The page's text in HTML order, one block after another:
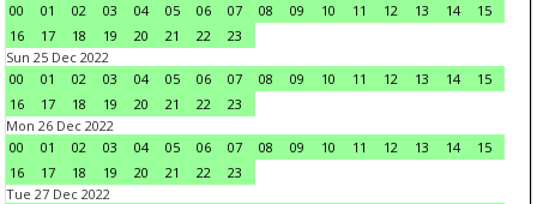
00
01 02 03 04 05 06 07 08 09 10 11 12 13 14
15
16
17 18 19 20 21 22
23
Sun 25 Dec 2022
00
01 02 03 04 05 06 07 08 09 10 11 12 13 14
15
16
17 18 19 20 21 22
23
Mon 26 Dec 2022
00
01 02 03 04 05 06 07 08 09 10 11 12 13 14
15
16
17 18 19 20 21 22
23
Tue 27 Dec 2022